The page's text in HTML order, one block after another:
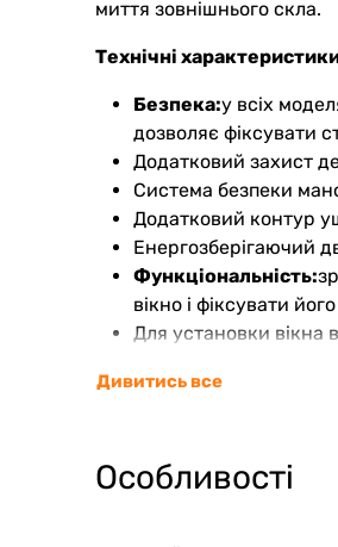
миття зовнішнього скла.
Технічні
Безпека:у всіх
дозволяє фіксувати
Додатковий захист
Система безпеки
Додатковий контур
Енергозберігаючий
Функціональність:
вікно і фіксувати
Для установки вікна
Це оптимальне рішення,
Дивитись все
Особливості